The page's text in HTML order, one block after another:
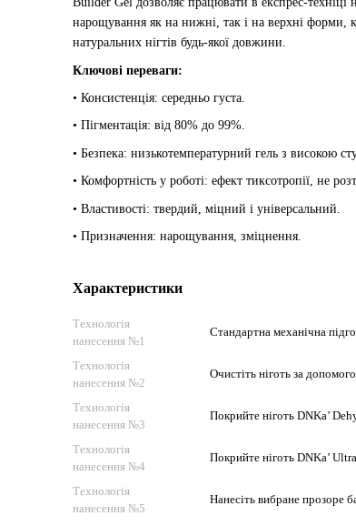
нарощування як на нижні, так і на верхні форми,
натуральних нігтів будь-якої довжини.
Ключові переваги:
• Консистенція: середньо густа.
• Пігментація: від 80% до 99%.
• Безпека: низькотемпературний гель з високою
• Комфортність у роботі: ефект тиксотропії, не
• Властивості: твердий, міцний і універсальний.
• Призначення: нарощування, зміцнення.
Характеристики
Технологія
нанесення №1
Стандартна механічна
Технологія
нанесення №2
Очистіть ніготь за
Технологія
нанесення №3
Покрийте ніготь DNKa’
Технологія
нанесення №4
Покрийте ніготь DNKa’
Технологія
нанесення №5
Нанесіть вибране прозоре